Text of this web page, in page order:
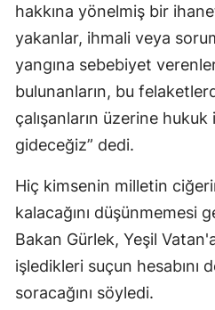
hakkına yönelmiş bir
yakanlar, ihmali veya
yangına sebebiyet
bulunanların, bu
çalışanların üzerine hukuk
gideceğiz” dedi.
Hiç kimsenin milletin
kalacağını düşünmemesi
Bakan Gürlek, Yeşil
işledikleri suçun hesabını
soracağını söyledi.